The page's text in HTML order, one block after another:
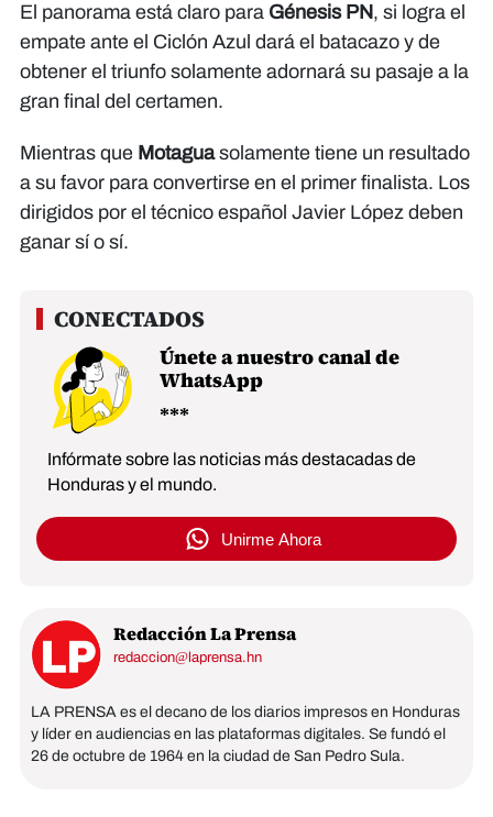
El panorama está claro para Génesis PN , si logra el
empate ante el Ciclón Azul dará el batacazo y de
obtener el triunfo solamente adornará su pasaje a la
gran final del certamen.
Mientras que Motaguasolamente tiene un resultado
a su favor para convertirse en el primer finalista. Los
dirigidos por el técnico español Javier López deben
ganar sí o sí.
Únete a nuestro canal de
WhatsApp
Infórmate sobre las noticias más destacadas de
Honduras y el mundo.
Unirme Ahora
Redacción La Prensa
redaccion@laprensa.hn
LA PRENSA es el decano de los diarios impresos en Honduras
y líder en audiencias en las plataformas digitales. Se fundó el
26 de octubre de 1964 en la ciudad de San Pedro Sula.